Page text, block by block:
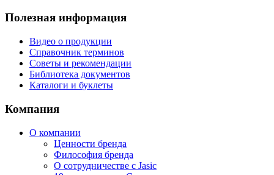
Полезная информация
Видео о продукции
Справочник терминов
Советы и рекомендации
Библиотека документов
Каталоги и буклеты
Компания
О компании
Ценности бренда
Философия бренда
О сотрудничестве с Jasic